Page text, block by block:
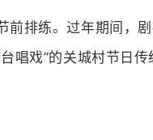
前排练。过年期间，
唱戏”的关城村节日